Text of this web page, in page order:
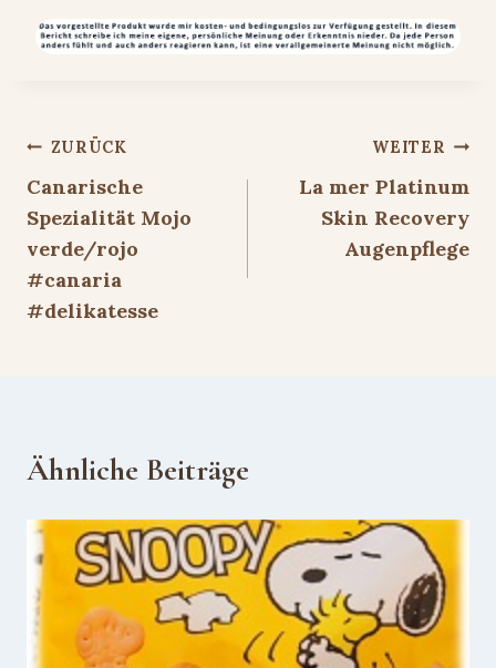
Beitragsnavigation
ZURÜCK
Canarische
Spezialität Mojo
verde/rojo
#canaria
#delikatesse
WEITER
La mer Platinum
Skin Recovery
Augenpflege
Ähnliche Beiträge